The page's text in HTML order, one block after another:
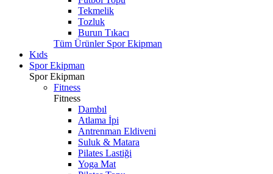
Tekmelik
Tozluk
Burun Tıkacı
Tüm Ürünler Spor Ekipman
Kıds
Spor Ekipman
Spor Ekipman
Fitness
Fitness
Dambıl
Atlama İpi
Antrenman Eldiveni
Suluk & Matara
Pilates Lastiği
Yoga Mat